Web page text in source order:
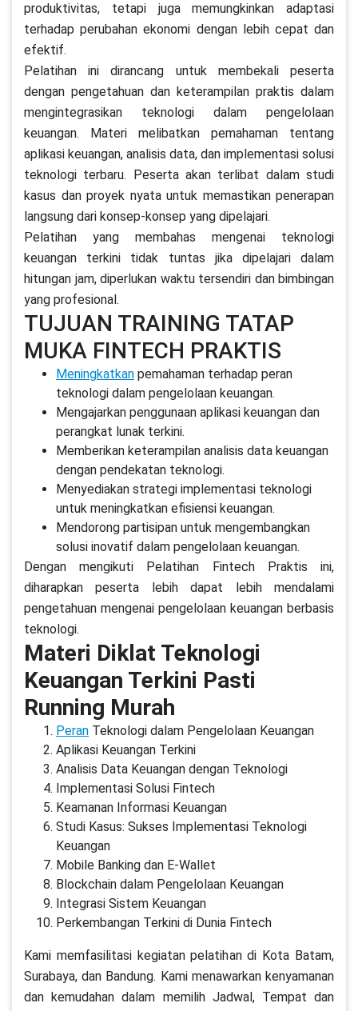
produktivitas, tetapi juga memungkinkan adaptasi
terhadap perubahan ekonomi dengan lebih cepat dan
efektif.
Pelatihan ini dirancang untuk membekali peserta
dengan pengetahuan dan keterampilan praktis dalam
mengintegrasikan teknologi dalam pengelolaan
keuangan. Materi melibatkan pemahaman tentang
aplikasi keuangan, analisis data, dan implementasi solusi
teknologi terbaru. Peserta akan terlibat dalam studi
kasus dan proyek nyata untuk memastikan penerapan
langsung dari konsep-konsep yang dipelajari.
Pelatihan yang membahas mengenai teknologi
keuangan terkini tidak tuntas jika dipelajari dalam
hitungan jam, diperlukan waktu tersendiri dan bimbingan
yang profesional.
TUJUAN TRAINING TATAP
MUKA FINTECH PRAKTIS
Meningkatkan pemahaman terhadap peran
teknologi dalam pengelolaan keuangan.
Mengajarkan penggunaan aplikasi keuangan dan
perangkat lunak terkini.
Memberikan keterampilan analisis data keuangan
dengan pendekatan teknologi.
Menyediakan strategi implementasi teknologi
untuk meningkatkan efisiensi keuangan.
Mendorong partisipan untuk mengembangkan
solusi inovatif dalam pengelolaan keuangan.
Dengan mengikuti Pelatihan Fintech Praktis ini,
diharapkan peserta lebih dapat lebih mendalami
pengetahuan mengenai pengelolaan keuangan berbasis
teknologi.
Materi Diklat Teknologi
Keuangan Terkini Pasti
Running Murah
Peran Teknologi dalam Pengelolaan Keuangan
Aplikasi Keuangan Terkini
Analisis Data Keuangan dengan Teknologi
Implementasi Solusi Fintech
Keamanan Informasi Keuangan
Studi Kasus: Sukses Implementasi Teknologi
Keuangan
Mobile Banking dan E-Wallet
Blockchain dalam Pengelolaan Keuangan
Integrasi Sistem Keuangan
Perkembangan Terkini di Dunia Fintech
Kami memfasilitasi kegiatan pelatihan di Kota Batam,
Surabaya, dan Bandung. Kami menawarkan kenyamanan
dan kemudahan dalam memilih Jadwal, Tempat dan